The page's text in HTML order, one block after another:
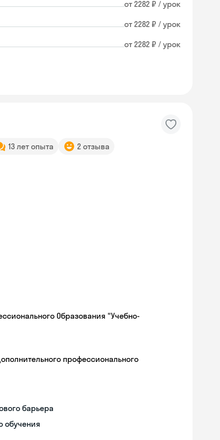
от 2282 ₽ / урок
от 2282 ₽ / урок
от 2282 ₽ / урок
13 лет опыта 2 отзыва
Образования "Учебно-
профессионального
барьера
обученияSkyeng Chat